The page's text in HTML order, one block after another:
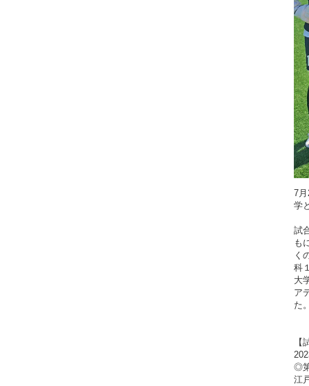
7
学
試
も
く
科
大
ア
た
【
◎
江